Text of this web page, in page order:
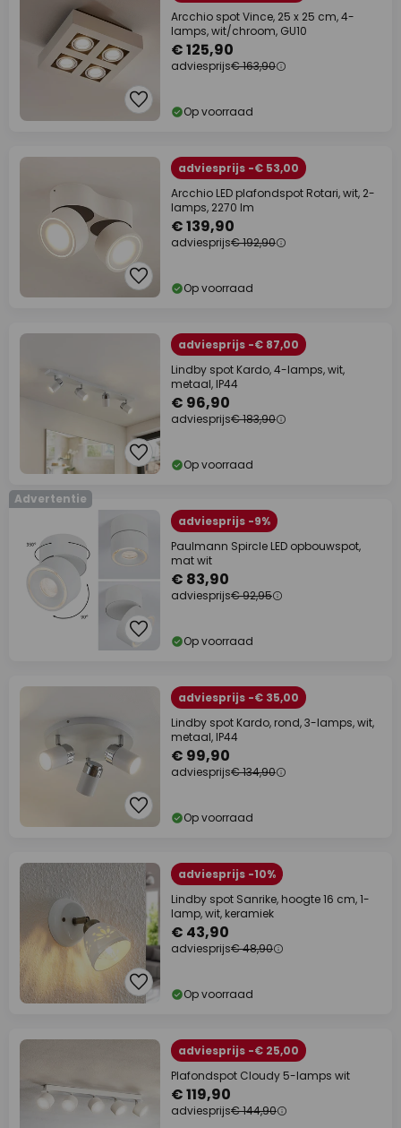
Arcchio spot Vince, 25 x 25 cm, 4-
lamps, wit/chroom, GU10
€ 125,90
adviesprijs€ 163,90
Op voorraad
adviesprijs -€ 53,00
Arcchio LED plafondspot Rotari, wit, 2-
lamps, 2270 lm
€ 139,90
adviesprijs€ 192,90
Op voorraad
adviesprijs -€ 87,00
Lindby spot Kardo, 4-lamps, wit,
metaal, IP44
€ 96,90
adviesprijs€ 183,90
Op voorraad
Advertentie
adviesprijs -9%
Paulmann Spircle LED opbouwspot,
mat wit
€ 83,90
adviesprijs€ 92,95
Op voorraad
adviesprijs -€ 35,00
Lindby spot Kardo, rond, 3-lamps, wit,
metaal, IP44
€ 99,90
adviesprijs€ 134,90
Op voorraad
adviesprijs -10%
Lindby spot Sanrike, hoogte 16 cm, 1-
lamp, wit, keramiek
€ 43,90
adviesprijs€ 48,90
Op voorraad
adviesprijs -€ 25,00
Plafondspot Cloudy 5-lamps wit
€ 119,90
adviesprijs€ 144,90